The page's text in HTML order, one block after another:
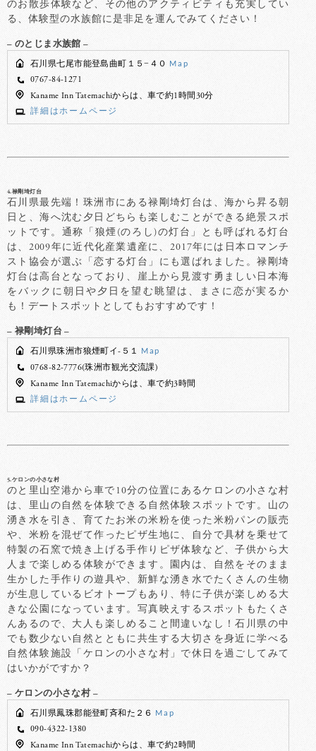
のお散歩体験など、その他のアクティビティも充実してい
る、体験型の水族館に是非足を運んでみてください！
– のとじま水族館 –
石川県七尾市能登島曲町１５−４０ Map
0767-84-1271
Kaname Inn Tatemachiからは、車で約1時間30分
詳細はホームページ
4.禄剛埼灯台
石川県最先端！珠洲市にある禄剛埼灯台は、海から昇る朝
日と、海へ沈む夕日どちらも楽しむことができる絶景スポ
ットです。通称「狼煙(のろし)の灯台」とも呼ばれる灯台
は、2009年に近代化産業遺産に、2017年には日本ロマンチ
スト協会が選ぶ「恋する灯台」にも選ばれました。禄剛埼
灯台は高台となっており、崖上から見渡す勇ましい日本海
をバックに朝日や夕日を望む眺望は、まさに恋が実るか
も！デートスポットとしてもおすすめです！
– 禄剛埼灯台 –
石川県珠洲市狼煙町イ-５１ Map
0768-82-7776(珠洲市観光交流課)
Kaname Inn Tatemachiからは、車で約3時間
詳細はホームページ
5.ケロンの小さな村
のと里山空港から車で10分の位置にあるケロンの小さな村
は、里山の自然を体験できる自然体験スポットです。山の
湧き水を引き、育てたお米の米粉を使った米粉パンの販売
や、米粉を混ぜて作ったピザ生地に、自分で具材を乗せて
特製の石窯で焼き上げる手作りピザ体験など、子供から大
人まで楽しめる体験ができます。園内は、自然をそのまま
生かした手作りの遊具や、新鮮な湧き水でたくさんの生物
が生息しているビオトープもあり、特に子供が楽しめる大
きな公園になっています。写真映えするスポットもたくさ
んあるので、大人も楽しめること間違いなし！石川県の中
でも数少ない自然とともに共生する大切さを身近に学べる
自然体験施設「ケロンの小さな村」で休日を過ごしてみて
はいかがですか？
– ケロンの小さな村 –
石川県鳳珠郡能登町斉和た２６ Map
090-4322-1380
Kaname Inn Tatemachiからは、車で約2時間